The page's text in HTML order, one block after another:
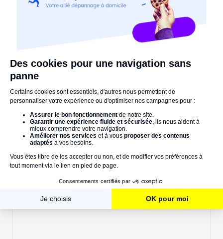
somagic.fr
plancha
mar 14/06/2022
Commentaires :
Votre nom